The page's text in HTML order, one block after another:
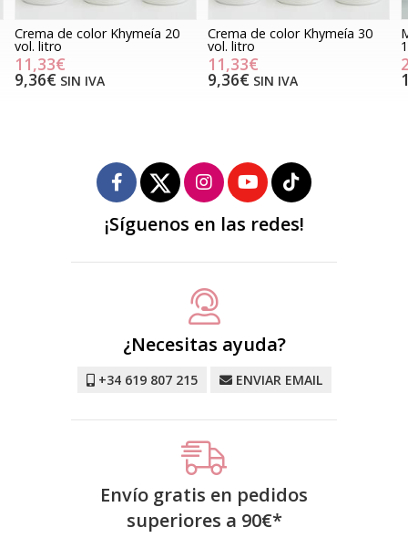
Crema de color Khymeía 30
vol. litro
11,33€
9,36€ SIN IVA
Mini crema de color Khymeía
10 vol.
2,30€
1,90€ SIN IVA
¡Síguenos en las redes!
¿Necesitas ayuda?
+34 619 807 215 ENVIAR EMAIL
Envío gratis en pedidos
superiores a 90€*